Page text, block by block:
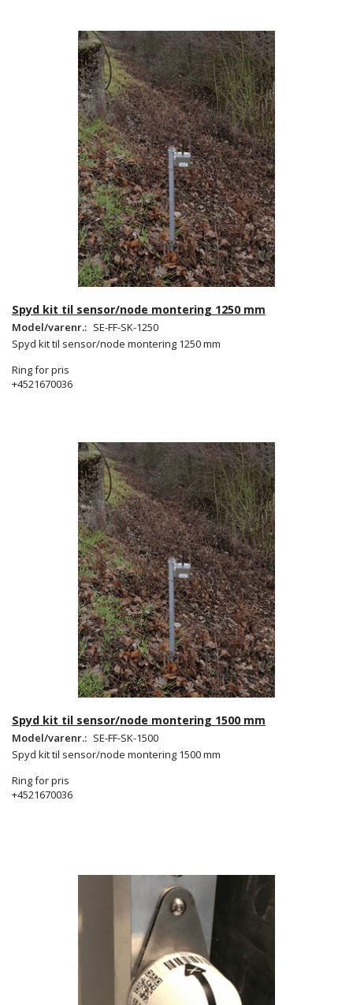
Spyd kit til sensor/node montering 1250 mm
Model/varenr.: SE-FF-SK-1250
Spyd kit til sensor/node montering 1250 mm
Ring for pris
+4521670036
Spyd kit til sensor/node montering 1500 mm
Model/varenr.: SE-FF-SK-1500
Spyd kit til sensor/node montering 1500 mm
Ring for pris
+4521670036